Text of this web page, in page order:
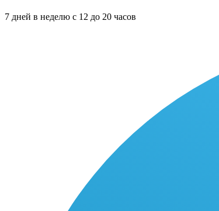
7 дней в неделю с 12 до 20 часов